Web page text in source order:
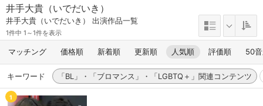
井手大貴（いでだいき）
井手大貴（いでだいき） 出演作品一覧
1件中 1～1件を表示
マッチング 価格順 新着順 更新順 人気順 評価順 50
キーワード 「BL」・「ブロマンス」・「LGBTQ＋」関連コンテンツ
1